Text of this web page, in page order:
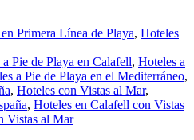
Primera Línea de Playa, Hoteles
Pie de Playa en Calafell, Hoteles a
a Pie de Playa en el Mediterráneo,
, Hoteles con Vistas al Mar,
, Hoteles en Calafell con Vistas
Vistas al Mar